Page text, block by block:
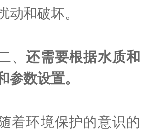
动和破坏。
还需要根据水质
参数设置。
环境保护的意识的